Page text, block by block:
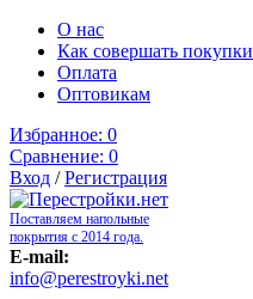
О нас
Как совершать покупки
Оплата
Оптовикам
Избранное: 0
Сравнение: 0
Вход /Регистрация
Поставляем напольные
покрытия с 2014 года.
E-mail:
info@perestroyki.net